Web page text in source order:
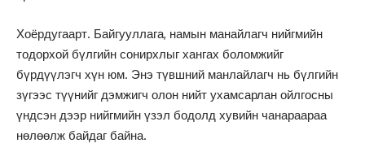
Хоёрдугаарт. Байгууллага, намын манайлагч нийгмийн
тодорхой бүлгийн сонирхлыг хангах боломжийг
бүрдүүлэгч хүн юм. Энэ түвшний манлайлагч нь бүлгийн
зүгээс түүнийг дэмжигч олон нийт ухамсарлан ойлгосны
үндсэн дээр нийгмийн үзэл бодолд хувийн чанараараа
нөлөөлж байдаг байна.